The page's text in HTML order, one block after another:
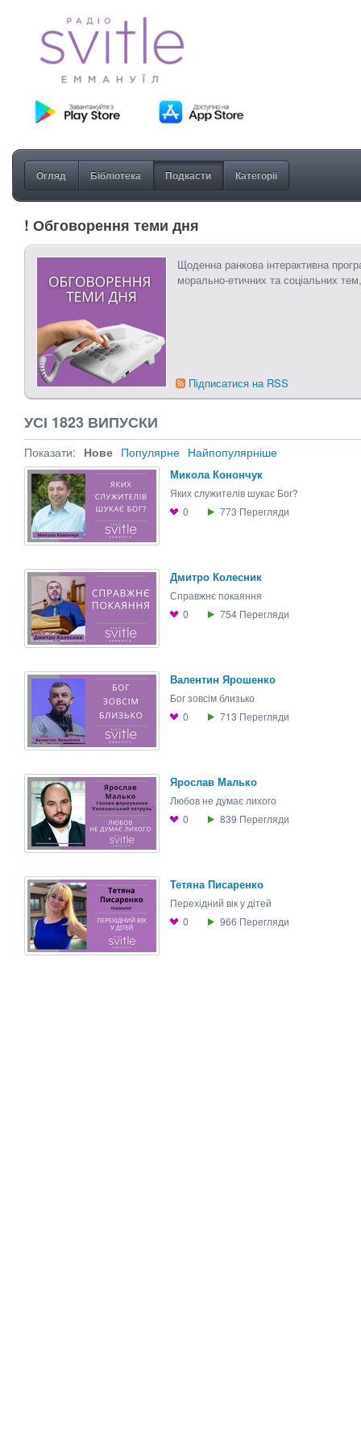
Огляд Бібліотека Подкасти Категорії
! Обговорення теми дня
Щоденна ранкова інтерактивна
морально-етичних та соціальних
Підписатися на RSS
УСІ 1823 ВИПУСКИ
Показати: Нове Популярне Найпопулярніше
Микола Конончук
Яких служителів шукає Бог?
0
773 Перегляди
Дмитро Колесник
Справжнє покаяння
0
754 Перегляди
Валентин Ярошенко
Бог зовсім близько
0
713 Перегляди
Ярослав Малько
Любов не думає лихого
0
839 Перегляди
Тетяна Писаренко
Перехідний вік у дітей
0
966 Перегляди